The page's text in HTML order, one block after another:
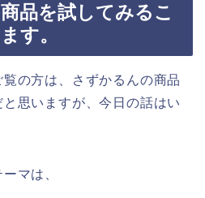
品を試してみるこ
す。
の方は、さずかるんの商品
思いますが、今日の話はい
マは、